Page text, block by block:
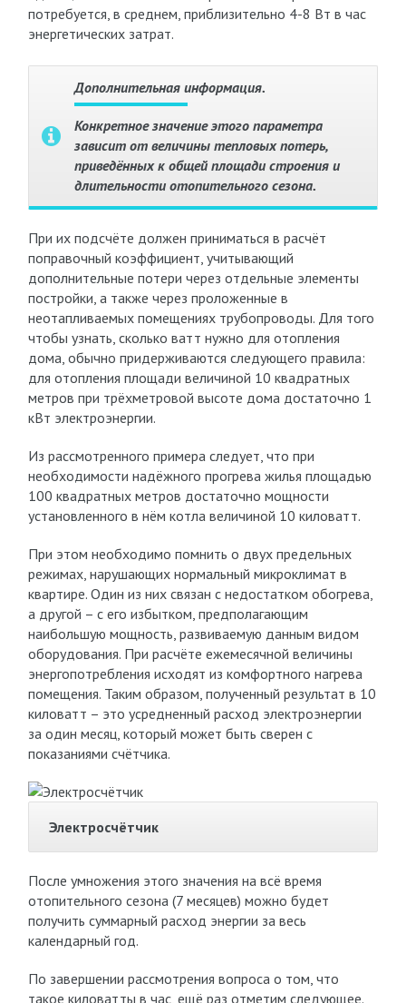
потребуется, в среднем, приблизительно 4-8 Вт в час
энергетических затрат.
Дополнительная информация.
Конкретное значение этого параметра
зависит от величины тепловых потерь,
приведённых к общей площади строения и
длительности отопительного сезона.
При их подсчёте должен приниматься в расчёт
поправочный коэффициент, учитывающий
дополнительные потери через отдельные элементы
постройки, а также через проложенные в
неотапливаемых помещениях трубопроводы. Для того
чтобы узнать, сколько ватт нужно для отопления
дома, обычно придерживаются следующего правила:
для отопления площади величиной 10 квадратных
метров при трёхметровой высоте дома достаточно 1
кВт электроэнергии.
Из рассмотренного примера следует, что при
необходимости надёжного прогрева жилья площадью
100 квадратных метров достаточно мощности
установленного в нём котла величиной 10 киловатт.
При этом необходимо помнить о двух предельных
режимах, нарушающих нормальный микроклимат в
квартире. Один из них связан с недостатком обогрева,
а другой – с его избытком, предполагающим
наибольшую мощность, развиваемую данным видом
оборудования. При расчёте ежемесячной величины
энергопотребления исходят из комфортного нагрева
помещения. Таким образом, полученный результат в 10
киловатт – это усредненный расход электроэнергии
за один месяц, который может быть сверен с
показаниями счётчика.
Электросчётчик
После умножения этого значения на всё время
отопительного сезона (7 месяцев) можно будет
получить суммарный расход энергии за весь
календарный год.
По завершении рассмотрения вопроса о том, что
такое киловатты в час, ещё раз отметим следующее.